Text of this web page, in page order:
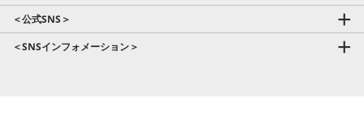
＜公式SNS＞
＜SNSインフォメーション＞